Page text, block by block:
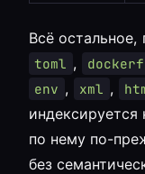
Всё остальное,
toml ,
env , xml ,
индексируется
по нему по-
без